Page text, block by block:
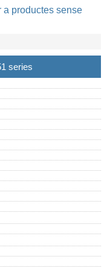
productes sense
series